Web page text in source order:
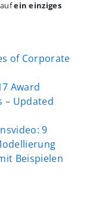
aufein einziges
of Corporate
Award
– Updated
9
Beispielen